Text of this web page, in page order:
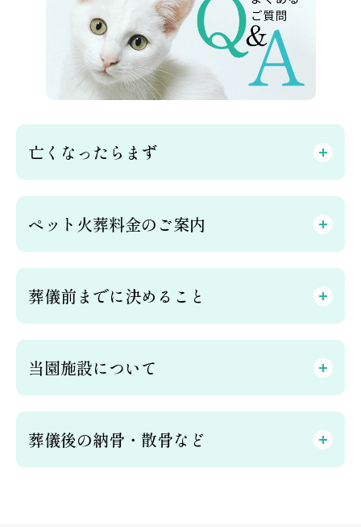
亡くなったらまず
ペット火葬料金のご案内
葬儀前までに決めること
当園施設について
葬儀後の納骨・散骨など